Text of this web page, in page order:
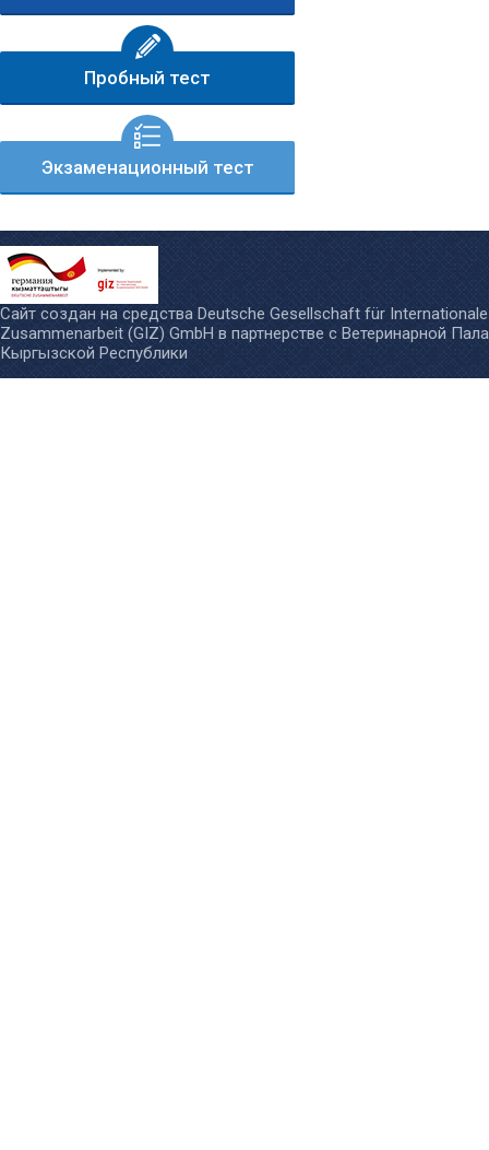
Пробный тест
Экзаменационный тест
Сайт создан на средства Deutsche Gesellschaft für Internationale
Zusammenarbeit (GIZ) GmbH в партнерстве с Ветеринарной
Кыргызской Республики